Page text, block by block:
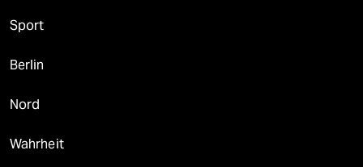
Sport
Berlin
Nord
Wahrheit